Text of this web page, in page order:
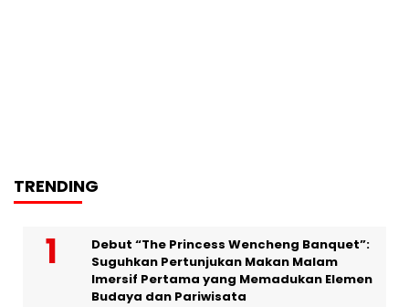
TRENDING
Debut “The Princess Wencheng Banquet”:
Suguhkan Pertunjukan Makan Malam
Imersif Pertama yang Memadukan Elemen
Budaya dan Pariwisata